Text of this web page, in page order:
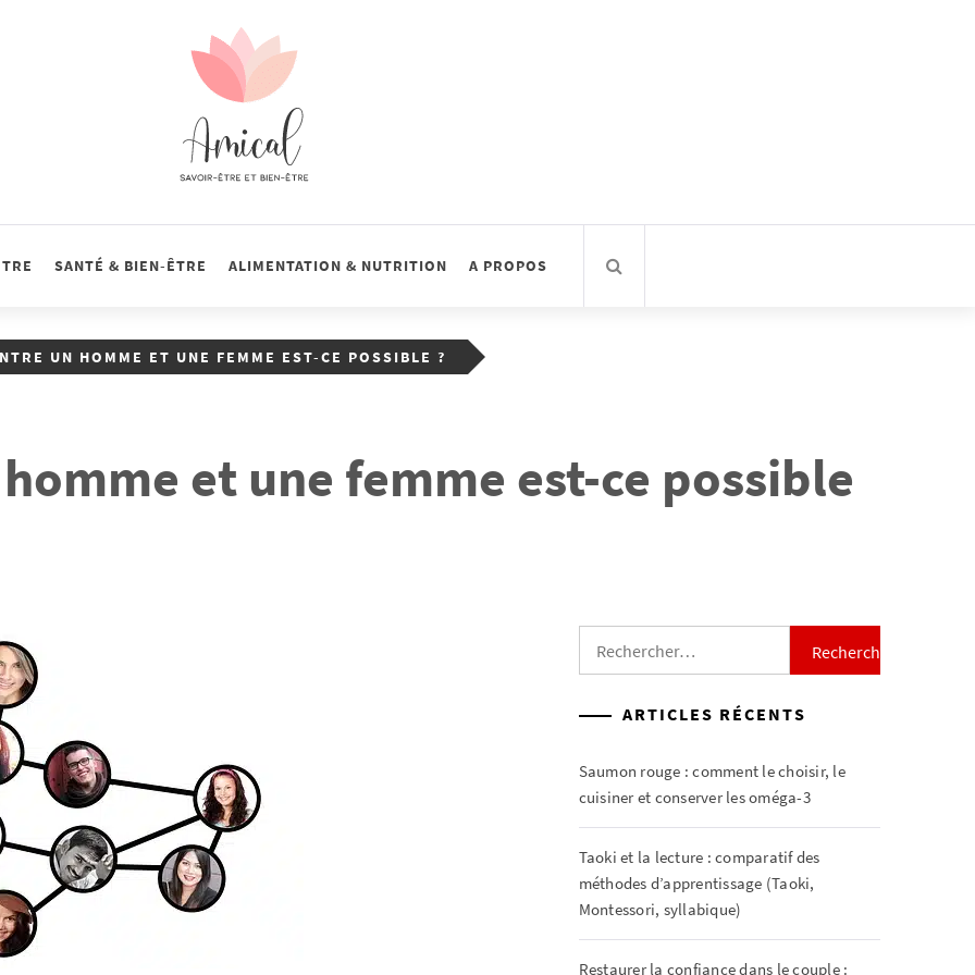
Amical
SANTÉ & BIEN-ÊTRE ALIMENTATION & NUTRITION A PROPOS
UN HOMME ET UNE FEMME EST-CE POSSIBLE ?
et une femme est-ce possible
ARTICLES RÉCENTS
Saumon rouge : comment le choisir, le
cuisiner et conserver les oméga-3
Taoki et la lecture : comparatif des
méthodes d’apprentissage (Taoki,
Montessori, syllabique)
Restaurer la confiance dans le couple :